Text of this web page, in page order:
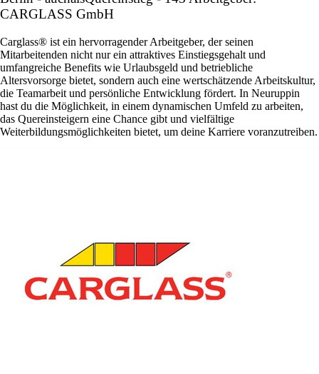
CARGLASS GmbH
Carglass® ist ein hervorragender Arbeitgeber, der seinen
Mitarbeitenden nicht nur ein attraktives Einstiegsgehalt und
umfangreiche Benefits wie Urlaubsgeld und betriebliche
Altersvorsorge bietet, sondern auch eine wertschätzende Arbeitskultur,
die Teamarbeit und persönliche Entwicklung fördert. In Neuruppin
hast du die Möglichkeit, in einem dynamischen Umfeld zu arbeiten,
das Quereinsteigern eine Chance gibt und vielfältige
Weiterbildungsmöglichkeiten bietet, um deine Karriere voranzutreiben.